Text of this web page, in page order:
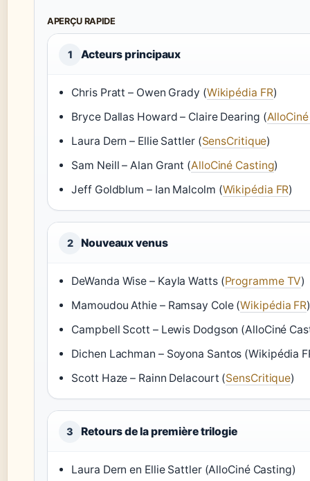
APERÇU RAPIDE
1 Acteurs principaux
Chris Pratt – Owen Grady (Wikipédia FR)
Bryce Dallas Howard – Claire Dearing (
Laura Dern – Ellie Sattler (SensCritique)
Sam Neill – Alan Grant (AlloCiné Casting)
Jeff Goldblum – Ian Malcolm (Wikipédia FR)
2 Nouveaux venus
DeWanda Wise – Kayla Watts (Programme TV)
Mamoudou Athie – Ramsay Cole (Wikipédia FR
Campbell Scott – Lewis Dodgson (AlloCiné
Dichen Lachman – Soyona Santos (Wikipédia
Scott Haze – Rainn Delacourt (SensCritique)
3 Retours de la première trilogie
Laura Dern en Ellie Sattler (AlloCiné Casting)